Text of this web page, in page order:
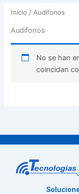
Inicio / Audífonos
Audífonos
No se han
coincidan